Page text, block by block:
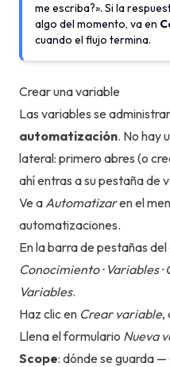
me escriba?». Si la
algo del momento, va en
cuando el flujo termina.
Crear una variable
Las variables se
automatización. No hay
lateral: primero abres (o
ahí entras a su pestaña de
Ve aAutomatizaren el
automatizaciones.
En la barra de pestañas
Conocimiento · Variables ·
Variables.
Haz clic en Crear variable,
Llena el formulario Nueva
Scope: dónde se guarda